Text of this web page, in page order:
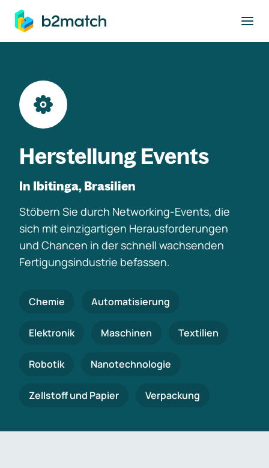
springen
Herstellung Events
In Ibitinga, Brasilien
Stöbern Sie durch Networking-Events, die
sich mit einzigartigen Herausforderungen
und Chancen in der schnell wachsenden
Fertigungsindustrie befassen.
Chemie Automatisierung
Elektronik Maschinen Textilien
Robotik Nanotechnologie
Zellstoff und Papier Verpackung